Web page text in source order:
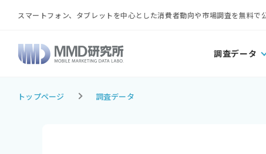
スマートフォン、タブレットを中心とした消費者動向や市場調査を無料で
調査データ
トップページ 調査データ